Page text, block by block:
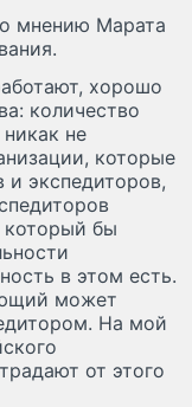
мнению Марата
хорошо
количество
не
которые
экспедиторов,
который бы
в этом есть.
может
На мой
от этого